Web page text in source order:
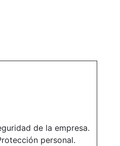
de la empresa.
personal.